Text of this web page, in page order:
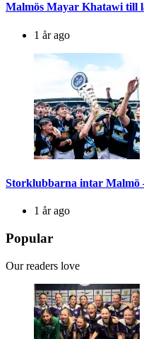
Malmös Mayar Khatawi till
1 år ago
Storklubbarna intar Malmö
1 år ago
Popular
Our readers love